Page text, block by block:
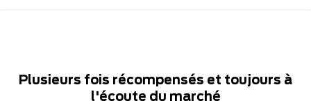
Plusieurs fois récompensés et toujours à
l'écoute du marché